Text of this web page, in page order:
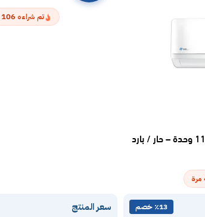
مكيف اسبليت ماندو بلس 11900 وحدة – حار / بارد
مرة
٪13 خصم
تم شراءه 106
سعر المنتج